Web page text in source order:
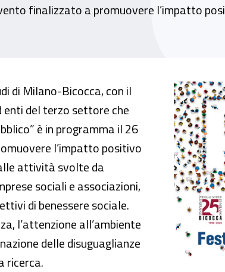
finalizzato a promuovere l’impatto
di Milano-Bicocca
di Milano-Bicocca, con il
enti del terzo settore che
è in programma il 26
l’impatto positivo
attività svolte da
sociali e associazioni,
di benessere sociale.
l’attenzione all’ambiente
delle disuguaglianze
ricerca.